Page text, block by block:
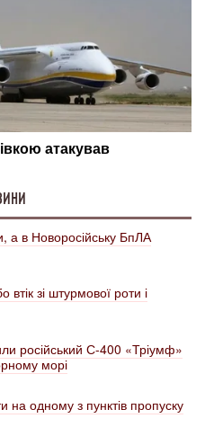
а в Новоросійську БпЛА
зі штурмової роти і
російський С-400 «Тріумф»
морі
одному з пунктів пропуску